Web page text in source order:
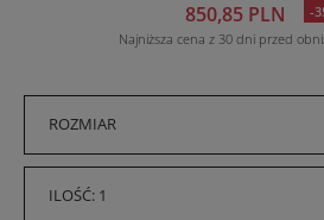
850,85 PLN
-
Najniższa cena z 30 dni przed
ROZMIAR
ILOŚĆ: 1